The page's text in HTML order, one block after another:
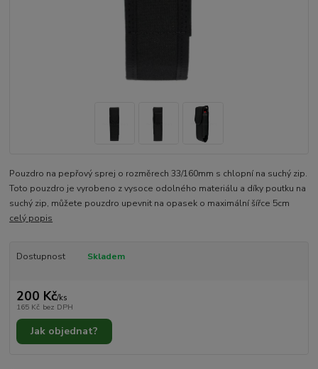
Pouzdro na pepřový sprej o rozměrech 33/160mm s chlopní na suchý zip.
Toto pouzdro je vyrobeno z vysoce odolného materiálu a díky poutku na
suchý zip, můžete pouzdro upevnit na opasek o maximální šířce 5cm
celý popis
Dostupnost Skladem
200 Kč/ks
165 Kč bez DPH
Jak objednat?